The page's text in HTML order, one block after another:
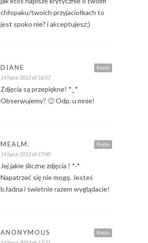
chłopaku/twoich przyjaciołkach to
jest spoko nie? i akceptujesz;)
Reply
DIANE
14 lipca 2012 at 16:57
Zdjęcia są przepiękne! *_*
Obserwujemy? 🙂 Odp. u mnie!
Reply
MEALM.
14 lipca 2012 at 17:00
Jej jakie śliczne zdjęcia ! *-*
Napatrzeć się nie mogę. Jesteś
b.ładna i świetnie razem wyglądacie!
Reply
ANONYMOUS